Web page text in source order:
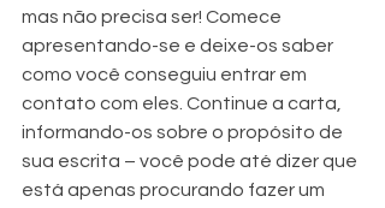
mas não precisa ser! Comece
apresentando-se e deixe-os saber
como você conseguiu entrar em
contato com eles. Continue a carta,
informando-os sobre o propósito de
sua escrita – você pode até dizer que
está apenas procurando fazer um